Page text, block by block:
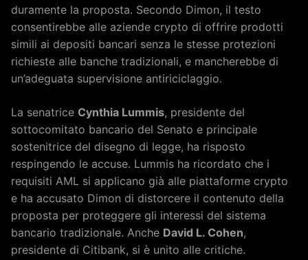
duramente la proposta. Secondo Dimon, il testo
consentirebbe alle aziende crypto di offrire prodotti
simili ai depositi bancari senza le stesse protezioni
richieste alle banche tradizionali, e mancherebbe di
un’adeguata supervisione antiriciclaggio.
La senatrice Cynthia Lummis, presidente del
sottocomitato bancario del Senato e principale
sostenitrice del disegno di legge, ha risposto
respingendo le accuse. Lummis ha ricordato che i
requisiti AML si applicano già alle piattaforme crypto
e ha accusato Dimon di distorcere il contenuto della
proposta per proteggere gli interessi del sistema
bancario tradizionale. Anche David L. Cohen,
presidente di Citibank, si è unito alle critiche.